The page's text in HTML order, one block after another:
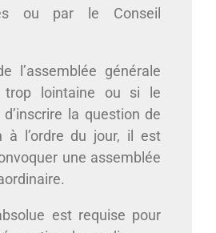
ou par le Conseil
l’assemblée générale
trop lointaine ou si le
la question de
à l’ordre du jour, il est
une assemblée
est requise pour